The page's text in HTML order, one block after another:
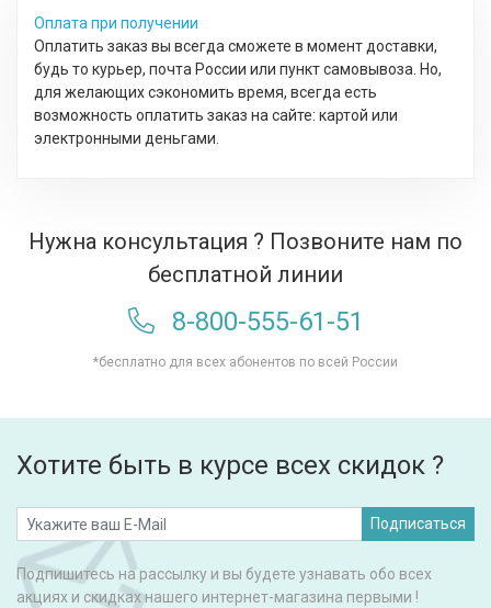
Оплата при получении
Оплатить заказ вы всегда сможете в момент доставки,
будь то курьер, почта России или пункт самовывоза. Но,
для желающих сэкономить время, всегда есть
возможность оплатить заказ на сайте: картой или
электронными деньгами.
Нужна консультация ? Позвоните нам по
бесплатной линии
8-800-555-61-51
*бесплатно для всех абонентов по всей России
Хотите быть в курсе всех скидок ?
Подписаться
Подпишитесь на рассылку и вы будете узнавать обо всех
акциях и скидках нашего интернет-магазина первыми !